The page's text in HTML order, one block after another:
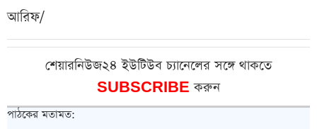
আরিফ/
শেয়ারনিউজ২৪ ইউটিউব চ্যানেলের সঙ্গে থাকতে
SUBSCRIBEকরুন
পাঠকের মতামত: